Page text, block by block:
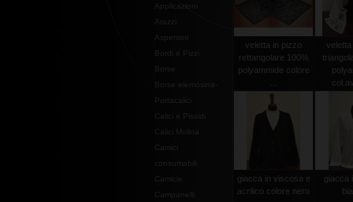
Applicazioni
Arazzi
Aspersori
Bordi e Pizzi
Borse
Borse elemosina-
Portacalici
Calici e Pissidi
Calici Molina
Campanelli
veletta in pizzo
rettangolare 100%
polyammide colore
giacca in viscosa e
acrilico colore nero
giacca